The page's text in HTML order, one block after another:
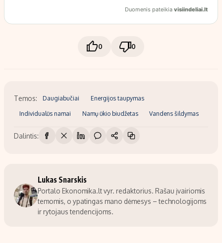
0 0
Temos: Daugiabučiai Energijos taupymas
Individualūs namai Namų ūkio biudžetas Vandens šildymas
Dalintis:
Lukas Snarskis
Portalo Ekonomika.lt vyr. redaktorius. Rašau įvairiomis
temomis, o ypatingas mano dėmesys – technologijoms
ir rytojaus tendencijoms.